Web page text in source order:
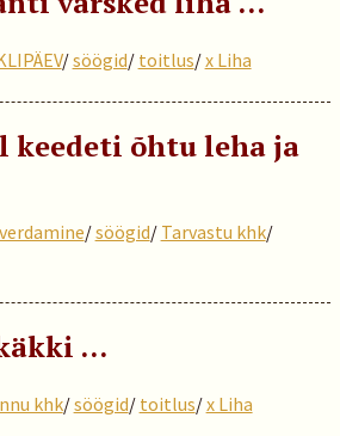
/söögid/ toitlus/x Liha
keedeti õhtu leha ja
/söögid/ Tarvastu khk/
…
khk/söögid/ toitlus/x Liha